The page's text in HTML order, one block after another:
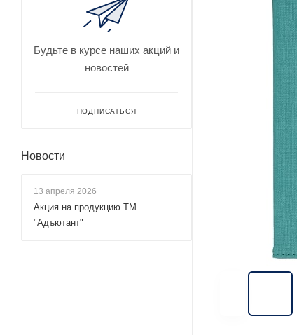
Будьте в курсе наших акций и
новостей
ПОДПИСАТЬСЯ
Новости
13 апреля 2026
Акция на продукцию ТМ
"Адъютант"